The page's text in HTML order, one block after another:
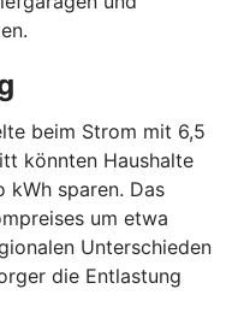
beim Strom mit 6,5
könnten Haushalte
kWh sparen. Das
um etwa
Unterschieden
die Entlastung